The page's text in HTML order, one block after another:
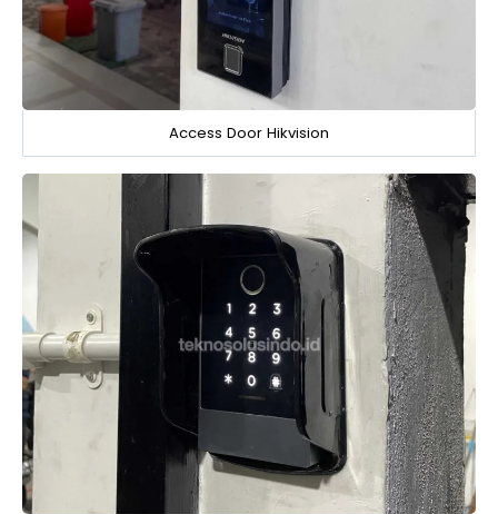
Access Door Hikvision